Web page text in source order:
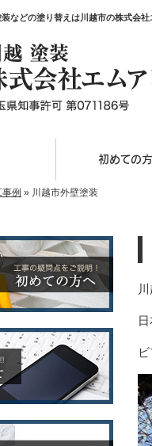
などの塗り替えは川越市の株式会
初めての
例 » 川越市外壁塗装